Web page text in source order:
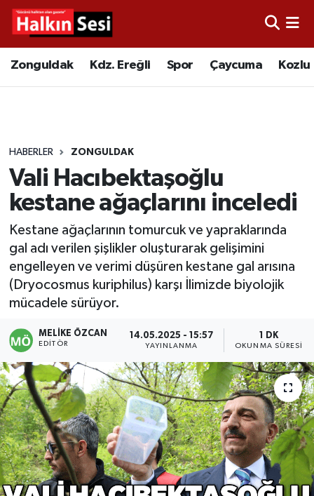
Zonguldak Kdz. Ereğli Spor Çaycuma Kozlu
HABERLER ZONGULDAK
Vali Hacıbektaşoğlu
kestane ağaçlarını inceledi
Kestane ağaçlarının tomurcuk ve yapraklarında
gal adı verilen şişlikler oluşturarak gelişimini
engelleyen ve verimi düşüren kestane gal arısına
(Dryocosmus kuriphilus) karşı İlimizde biyolojik
mücadele sürüyor.
MELIKE ÖZCAN
EDITÖR
14.05.2025 - 15:57
YAYINLANMA
1 DK
OKUNMA SÜRESI
Video
Çaycuma
Alaplı
Asayiş
Bartın
Karabük
Devrek
Bolu
ÇEVRE
BİLİM VE TEKNOLOJİ
DUNYA
Merkez Hava Durumu
Tüm Manşetler
Son Dakika Haberleri
Haber Arşivi